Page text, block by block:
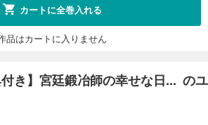
カートに全巻入れる
品はカートに入りません
付き】宮廷鍛冶師の幸せな日... のユ